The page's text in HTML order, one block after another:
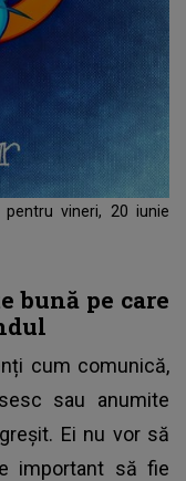
vineri, 20 iunie
bună pe care
cum comunică,
sau anumite
Ei nu vor să
important să fie